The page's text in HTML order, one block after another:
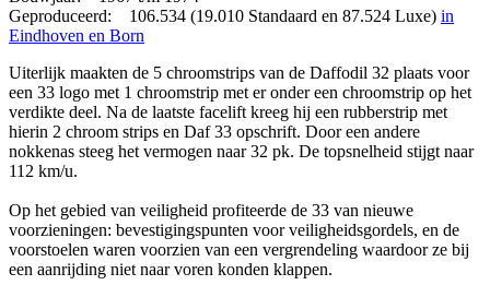
Geproduceerd: 106.534 (19.010 Standaard en 87.524 Luxe) in
Eindhoven en Born
Uiterlijk maakten de 5 chroomstrips van de Daffodil 32 plaats voor
een 33 logo met 1 chroomstrip met er onder een chroomstrip op het
verdikte deel. Na de laatste facelift kreeg hij een rubberstrip met
hierin 2 chroom strips en Daf 33 opschrift. Door een andere
nokkenas steeg het vermogen naar 32 pk. De topsnelheid stijgt naar
112 km/u.
Op het gebied van veiligheid profiteerde de 33 van nieuwe
voorzieningen: bevestigingspunten voor veiligheidsgordels, en de
voorstoelen waren voorzien van een vergrendeling waardoor ze bij
een aanrijding niet naar voren konden klappen.